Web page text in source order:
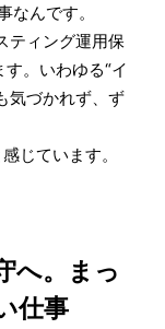
なんです。
ティング運用保
。いわゆる“イ
気づかれず、ず
じています。
へ。まっ
仕事